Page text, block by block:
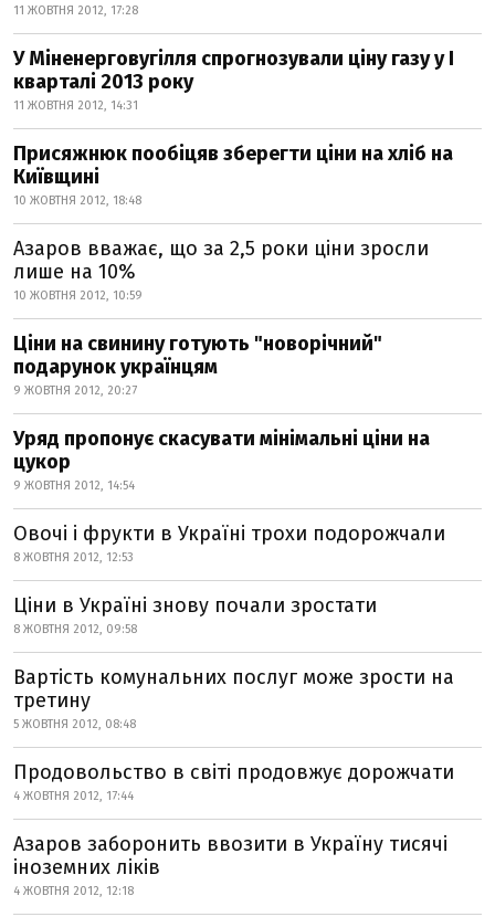
11 ЖОВТНЯ 2012, 17:28
У Міненерговугілля спрогнозували ціну газу у І
кварталі 2013 року
11 ЖОВТНЯ 2012, 14:31
Присяжнюк пообіцяв зберегти ціни на хліб на
Київщині
10 ЖОВТНЯ 2012, 18:48
Азаров вважає, що за 2,5 роки ціни зросли
лише на 10%
10 ЖОВТНЯ 2012, 10:59
Ціни на свинину готують "новорічний"
подарунок українцям
9 ЖОВТНЯ 2012, 20:27
Уряд пропонує скасувати мінімальні ціни на
цукор
9 ЖОВТНЯ 2012, 14:54
Овочі і фрукти в Україні трохи подорожчали
8 ЖОВТНЯ 2012, 12:53
Ціни в Україні знову почали зростати
8 ЖОВТНЯ 2012, 09:58
Вартість комунальних послуг може зрости на
третину
5 ЖОВТНЯ 2012, 08:48
Продовольство в світі продовжує дорожчати
4 ЖОВТНЯ 2012, 17:44
Азаров заборонить ввозити в Україну тисячі
іноземних ліків
4 ЖОВТНЯ 2012, 12:18